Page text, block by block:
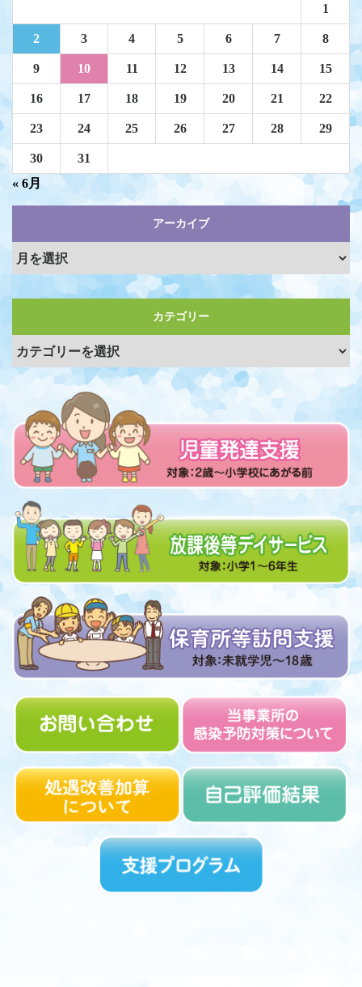
1
2 3 4 5 6 7 8
9 10 11 12 13 14 15
16 17 18 19 20 21 22
23 24 25 26 27 28 29
30
31
« 6月
アーカイブ
カテゴリー